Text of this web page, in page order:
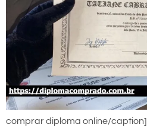
comprar diploma online/caption]